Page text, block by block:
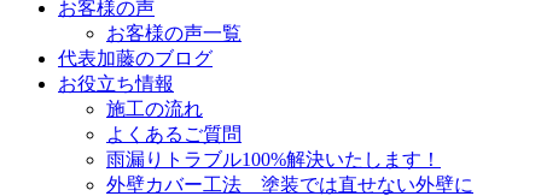
お客様の声
お客様の声一覧
代表加藤のブログ
お役立ち情報
施工の流れ
よくあるご質問
雨漏りトラブル100%解決いたします！
外壁カバー工法 塗装では直せない外壁に